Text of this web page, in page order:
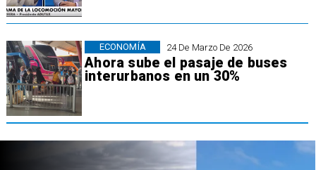
24 De Marzo De 2026
Ahora sube el pasaje de buses
interurbanos en un 30%
ECONOMÍA